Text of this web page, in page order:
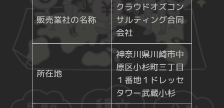
販売業社の名称
クラウドオズコン
サルティング合同
会社
所在地
神奈川県川崎市中
原区小杉町三丁目
１番地１ドレッセ
タワー武蔵小杉